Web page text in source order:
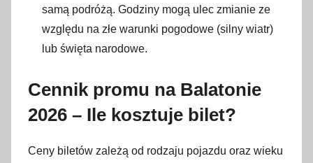
samą podróżą. Godziny mogą ulec zmianie ze
względu na złe warunki pogodowe (silny wiatr)
lub święta narodowe.
Cennik promu na Balatonie
2026 – Ile kosztuje bilet?
Ceny biletów zależą od rodzaju pojazdu oraz wieku